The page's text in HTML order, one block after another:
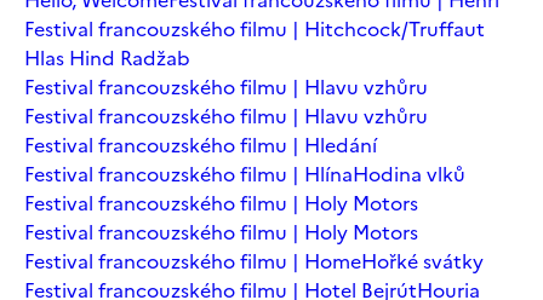
Festival francouzského filmu | Hitchcock/Truffaut
Hlas Hind Radžab
Festival francouzského filmu | Hlavu vzhůru
Festival francouzského filmu | Hlavu vzhůru
Festival francouzského filmu | Hledání
Festival francouzského filmu | HlínaHodina vlků
Festival francouzského filmu | Holy Motors
Festival francouzského filmu | Holy Motors
Festival francouzského filmu | HomeHořké svátky
Festival francouzského filmu | Hotel BejrútHouria